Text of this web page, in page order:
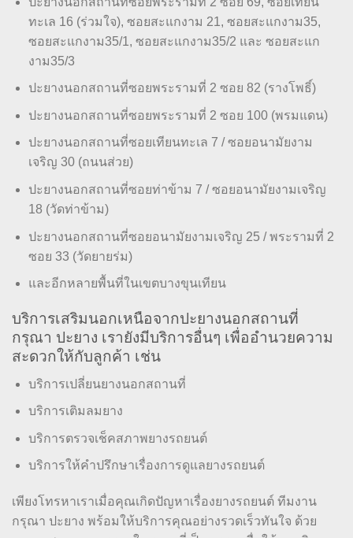
ทะเล 16 (ร่วมใจ), ซอยสะแกงาม 21, ซอยสะแกงาม35,
ซอยสะแกงาม35/1, ซอยสะแกงาม35/2 และ ซอยสะแก
งาม35/3
ปะยางนอกสถานที่ซอยพระรามที่ 2 ซอย 82 (รางโพธิ์)
ปะยางนอกสถานที่ซอยพระรามที่ 2 ซอย 100 (พรมแดน)
ปะยางนอกสถานที่ซอยเทียนทะเล 7 / ซอยอนามัยงาม
เจริญ 30 (ถนนส่วย)
ปะยางนอกสถานที่ซอยท่าข้าม 7 / ซอยอนามัยงามเจริญ
18 (วัดท่าข้าม)
ปะยางนอกสถานที่ซอยอนามัยงามเจริญ 25 / พระรามที่ 2
ซอย 33 (วัดยายร่ม)
และอีกหลายพื้นที่ในเขตบางขุนเทียน
บริการเสริมนอกเหนือจากปะยางนอกสถานที่
กรุณา ปะยาง เรายังมีบริการอื่นๆ เพื่ออำนวยความ
สะดวกให้กับลูกค้า เช่น
บริการเปลี่ยนยางนอกสถานที่
บริการเติมลมยาง
บริการตรวจเช็คสภาพยางรถยนต์
บริการให้คำปรึกษาเรื่องการดูแลยางรถยนต์
เพียงโทรหาเราเมื่อคุณเกิดปัญหาเรื่องยางรถยนต์ ทีมงาน
กรุณา ปะยาง พร้อมให้บริการคุณอย่างรวดเร็วทันใจ ด้วย